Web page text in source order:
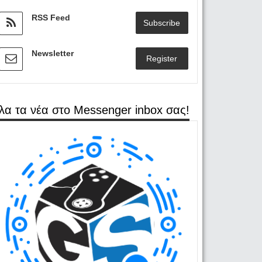
RSS Feed
Subscribe
Newsletter
Register
τα νέα στο Messenger inbox σας!